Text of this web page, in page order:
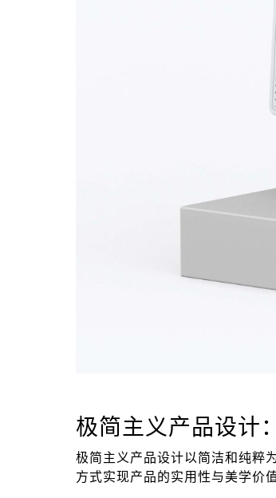
极简主义产品设计
极简主义产品设计以简洁和纯粹
方式实现产品的实用性与美学价值